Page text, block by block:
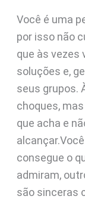
Você é uma
por isso não
que às vezes
soluções e,
seus grupos.
choques,
que acha e
consegue o
admiram,
são sinceras